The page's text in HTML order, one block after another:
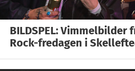
BILDSPEL: Vimmelbilder
Rock-fredagen i